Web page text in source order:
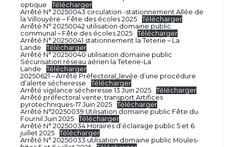
optique
Télécharger
Arrêté N° 20250043 circulation -stationnement Allée de
la Villouyère – Fête des écoles 2025
Télécharger
Arrêté N° 20250042 utilisation domaine public
communal – Fête des écoles 2025
Télécharger
Arrêté N° 20250041 stationnement la Teterie – La
Lande
Télécharger
Arrêté N° 20250040 utilisation domaine public
Sécurisation réseau aérien la Teterie-La
Lande
Télécharger
20250621 – Arrêté Préfectoral_levée d’une procédure
d’alerte sécheresse
Télécharger
Arrêté vigilance sécheresse 13 Juin 2025
Télécharger
Arrêté préfectoral vente, transport Artifices
pyrotechniques-17 Juin 2025
Télécharger
Arrêté N°20250039 Utilisation domaine public Fête du
Fournil Juin 2025
Télécharger
Arrêté N° 20250034 Horaires d’éclairage public 5 et 6
juillet 2025
Télécharger
Arrêté N° 20250033 utilisation domaine public Moules-